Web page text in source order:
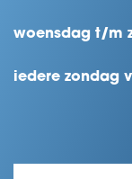
woensdag t/m
iedere zondag